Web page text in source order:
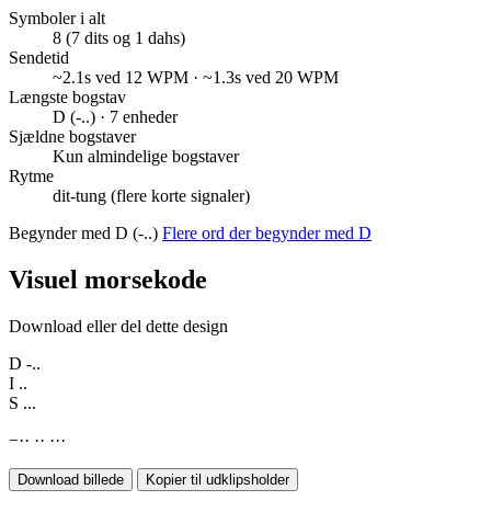
Symboler i alt
8 (7 dits og 1 dahs)
Sendetid
~2.1s ved 12 WPM · ~1.3s ved 20 WPM
Længste bogstav
D (-..) · 7 enheder
Sjældne bogstaver
Kun almindelige bogstaver
Rytme
dit-tung (flere korte signaler)
Begynder med D (-..) Flere ord der begynder med D
Visuel morsekode
Download eller del dette design
D -..
I ..
S ...
−·· ·· ···
Download billede Kopier til udklipsholder